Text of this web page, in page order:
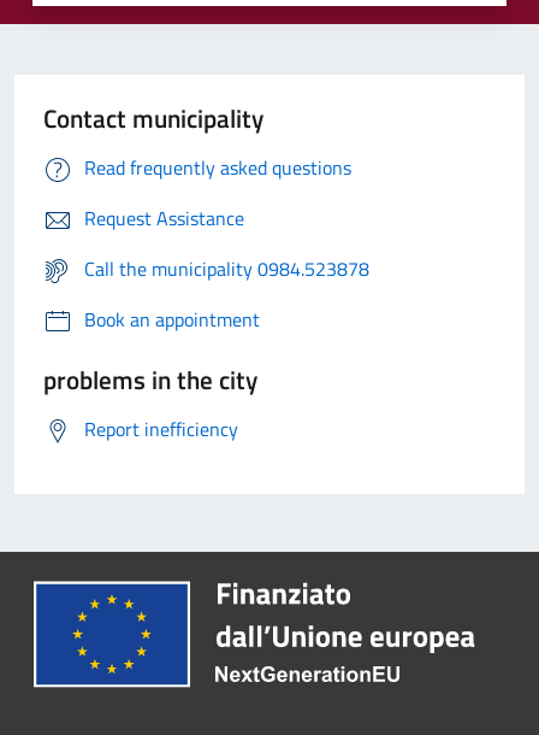
Contact municipality
Read frequently asked questions
Request Assistance
Call the municipality 0984.523878
Book an appointment
problems in the city
Report inefficiency